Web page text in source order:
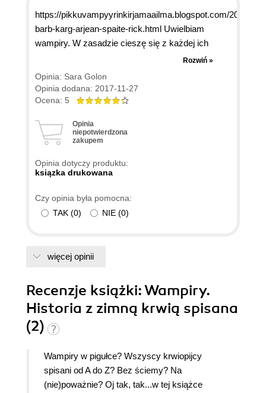
https://pikkuvampyyrinkirjamaailma.blogspot.com/2017/03/
barb-karg-arjean-spaite-rick.html Uwielbiam
wampiry. W zasadzie cieszę się z każdej ich
formy, choć może niekoniecznie każdą lubię. Dla
niektórych dzieci nocy mogłabym nadstawić
szyję, a niektóre sama przebiłabym kołkiem
(problem polega na tym, że tych, których nie lubię,
powiedział, epoka sama kształtuje sobie takiego
wampira, jaki jest w tych czasach potrzebny. No
romantycznego krwiopijcy. Niezależnie jednak od
leksykony - dlatego też nie mogłam przejść
obojętnie obok pozycji "Wampiry. Historia z zimną
wszelkie wątpwliości - "The Everything Vampire
- a history of vampires in Literature, Film, and
Legend". No właśnie. Książka to nie lada gratka
dla fanów wampirów i wszelkich legend,
związanych ze wschodnioeuropejskim folklorem.
skupisko informacji na temat wampirów - skąd się
wzięły, ich odpowiedniki w różnych mitologiach,
pierwsze postaci wampiryczne, szereg filmów
Rozwiń »
Opinia: Sara Golon
Opinia dodana: 2017-11-27
Ocena: 5
Opinia
niepotwierdzona
zakupem
Opinia dotyczy produktu:
ksiązka drukowana
Czy opinia była pomocna:
TAK (0) NIE (0)
więcej opinii
Recenzje książki: Wampiry.
Historia z zimną krwią spisana
(2)
Wampiry w pigułce? Wszyscy krwiopijcy
spisani od A do Z? Bez ściemy? Na
(nie)poważnie? Oj tak, tak...w tej książce